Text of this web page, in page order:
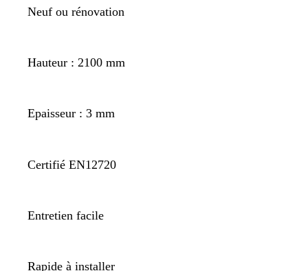
Neuf ou rénovation
Hauteur : 2100 mm
Epaisseur : 3 mm
Certifié EN12720
Entretien facile
Rapide à installer